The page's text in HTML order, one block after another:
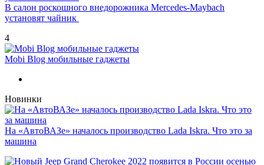
В салон роскошного внедорожника Mercedes-Maybach
установят чайник
4
Mobi Blog мобильные гаджеты
Новинки
На «АвтоВАЗе» началось производство Lada Iskra. Что это за
машина